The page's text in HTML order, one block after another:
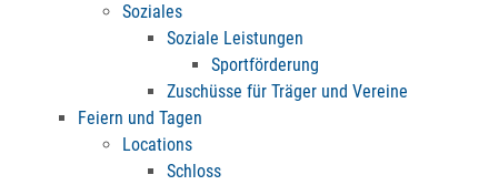
Soziales
Soziale Leistungen
Sportförderung
Zuschüsse für Träger und Vereine
Feiern und Tagen
Locations
Schloss